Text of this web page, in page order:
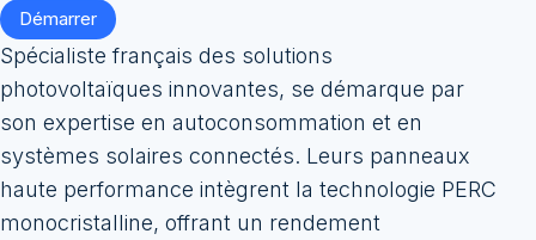
Démarrer
Spécialiste français des solutions
photovoltaïques innovantes, se démarque par
son expertise en autoconsommation et en
systèmes solaires connectés. Leurs panneaux
haute performance intègrent la technologie PERC
monocristalline, offrant un rendement